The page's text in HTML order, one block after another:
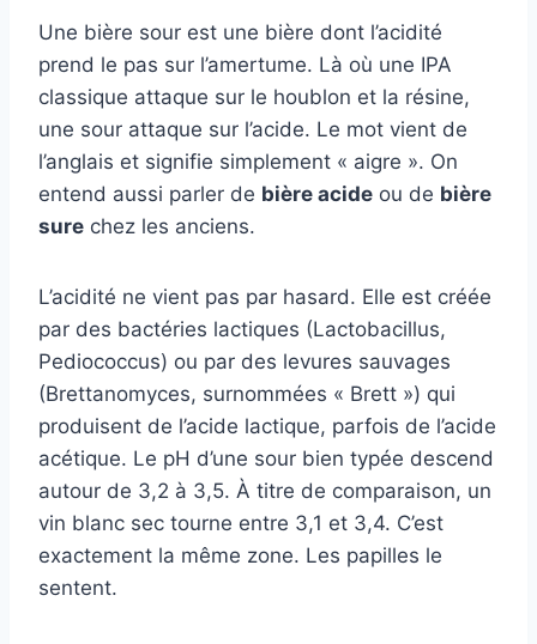
Une bière sour est une bière dont l’acidité
prend le pas sur l’amertume. Là où une IPA
classique attaque sur le houblon et la résine,
une sour attaque sur l’acide. Le mot vient de
l’anglais et signifie simplement « aigre ». On
entend aussi parler de bière acide ou de bière
sure chez les anciens.
L’acidité ne vient pas par hasard. Elle est créée
par des bactéries lactiques (Lactobacillus,
Pediococcus) ou par des levures sauvages
(Brettanomyces, surnommées « Brett ») qui
produisent de l’acide lactique, parfois de l’acide
acétique. Le pH d’une sour bien typée descend
autour de 3,2 à 3,5. À titre de comparaison, un
vin blanc sec tourne entre 3,1 et 3,4. C’est
exactement la même zone. Les papilles le
sentent.